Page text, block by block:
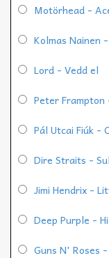
Motörhead -
Kolmas Nainen
Lord - Vedd el
Peter Frampton
Pál Utcai Fiúk -
Dire Straits -
Jimi Hendrix -
Deep Purple -
Guns N' Roses